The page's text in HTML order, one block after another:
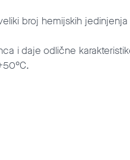
broj hemijskih
i daje odlične